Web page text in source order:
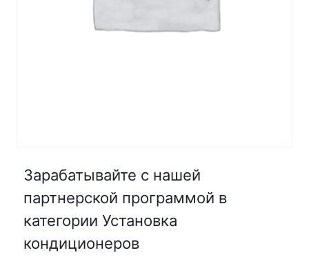
Зарабатывайте с нашей
партнерской программой в
категории Установка
кондиционеров